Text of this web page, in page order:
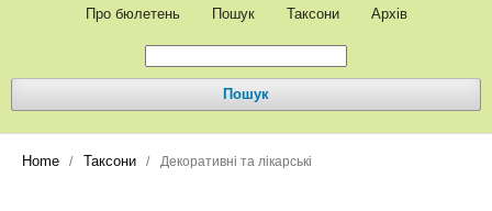
Про бюлетень Пошук Таксони Архів
Пошук
Home / Таксони / Декоративні та лікарські